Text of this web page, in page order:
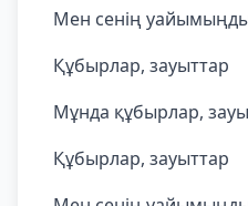
Мен сенің
Құбырлар, зауыттар
Мұнда құбырлар,
Құбырлар, зауыттар